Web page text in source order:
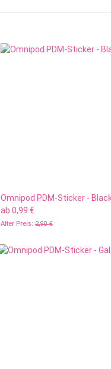
Omnipod PDM-Sticker -
ab 0,99 €
Alter Preis: 2,90 €